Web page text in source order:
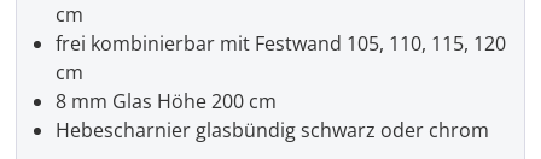
cm
frei kombinierbar mit Festwand 105, 110, 115, 120
cm
8 mm Glas Höhe 200 cm
Hebescharnier glasbündig schwarz oder chrom